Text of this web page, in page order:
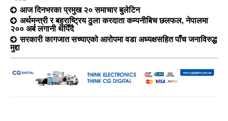
आज दिनभरका प्रमुख २० समाचार बुलेटिन
अर्थमन्त्री र बहुराष्ट्रिय ठुला करदाता कम्पनीबिच छलफल, नेपालमा
२०० अर्ब लगानी थपिँदै
सरकारी कागजात सच्याएको आरोपमा वडा अध्यक्षसहित पाँच जनाविरुद्ध
मुद्दा